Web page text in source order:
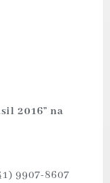
2016” na
9907-8607